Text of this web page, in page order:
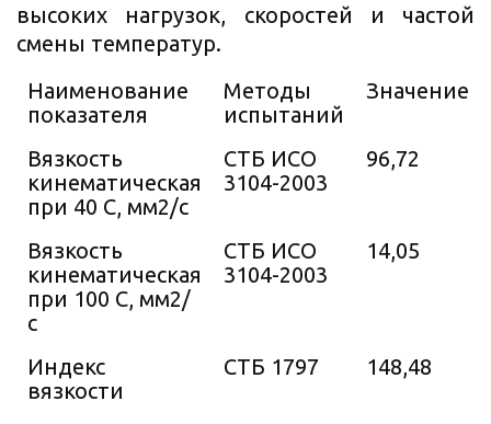
высоких нагрузок, скоростей и частой
смены температур.
Наименование
показателя
Методы
испытаний
Значение
Вязкость
кинематическая
при 40 С, мм2/с
СТБ ИСО
3104-2003
96,72
Вязкость
кинематическая
при 100 С, мм2/
с
СТБ ИСО
3104-2003
14,05
Индекс
вязкости
СТБ 1797 148,48